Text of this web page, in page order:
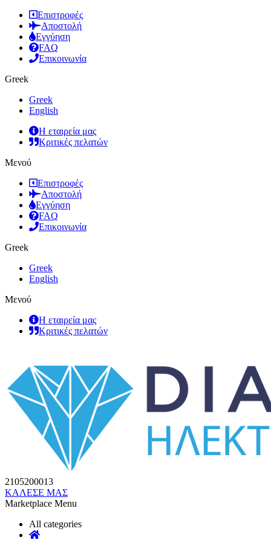
Επιστροφές
Αποστολή
Εγγύηση
FAQ
Επικοινωνία
Greek
Greek
English
Η εταιρεία μας
Κριτικές πελατών
Μενού
Επιστροφές
Αποστολή
Εγγύηση
FAQ
Επικοινωνία
Greek
Greek
English
Μενού
Η εταιρεία μας
Κριτικές πελατών
2105200013
ΚΑΛΕΣΕ ΜΑΣ
Marketplace Menu
All categories